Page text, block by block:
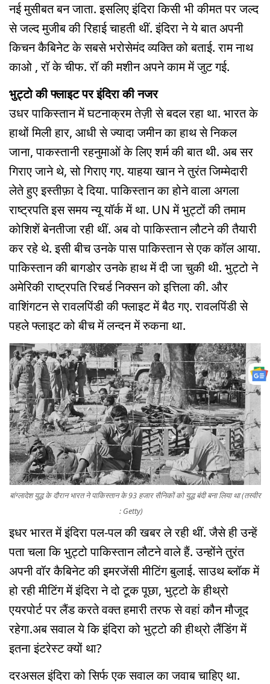
नई मुसीबत बन जाता. इसलिए इंदिरा किसी भी कीमत पर जल्द
से जल्द मुजीब की रिहाई चाहती थीं. इंदिरा ने ये बात अपनी
किचन कैबिनेट के सबसे भरोसेमंद व्यक्ति को बताई. राम नाथ
काओ , रॉ के चीफ. रॉ की मशीन अपने काम में जुट गई.
भुट्टो की फ्लाइट पर इंदिरा की नजर
उधर पाकिस्तान में घटनाक्रम तेज़ी से बदल रहा था. भारत के
हाथों मिली हार, आधी से ज्यादा जमीन का हाथ से निकल
जाना, पाकस्तानी रहनुमाओं के लिए शर्म की बात थी. अब सर
गिराए जाने थे, सो गिराए गए. याहया खान ने तुरंत जिम्मेदारी
लेते हुए इस्तीफ़ा दे दिया. पाकिस्तान का होने वाला अगला
राष्ट्रपति इस समय न्यू यॉर्क में था. UN में भुट्टों की तमाम
कोशिशें बेनतीजा रही थीं. अब वो पाकिस्तान लौटने की तैयारी
कर रहे थे. इसी बीच उनके पास पाकिस्तान से एक कॉल आया.
पाकिस्तान की बागडोर उनके हाथ में दी जा चुकी थी. भुट्टो ने
अमेरिकी राष्ट्रपति रिचर्ड निक्सन को इत्तिला की. और
वाशिंगटन से रावलपिंडी की फ्लाइट में बैठ गए. रावलपिंडी से
पहले फ्लाइट को बीच में लन्दन में रुकना था.
बांग्लादेश युद्ध के दौरान भारत ने पाकिस्तान के 93 हजार सैनिकों को युद्ध बंदी बना लिया था (तस्वीर
: Getty)
इधर भारत में इंदिरा पल-पल की खबर ले रही थीं. जैसे ही उन्हें
पता चला कि भुट्टो पाकिस्तान लौटने वाले हैं. उन्होंने तुरंत
अपनी वॉर कैबिनेट की इमरजेंसी मीटिंग बुलाई. साउथ ब्लॉक में
हो रही मीटिंग में इंदिरा ने दो टूक पूछा, भुट्टो के हीथ्रो
एयरपोर्ट पर लैंड करते वक्त हमारी तरफ से वहां कौन मौजूद
रहेगा.अब सवाल ये कि इंदिरा को भुट्टो की हीथ्रो लैंडिंग में
इतना इंटरेस्ट क्यों था?
दरअसल इंदिरा को सिर्फ एक सवाल का जवाब चाहिए था.